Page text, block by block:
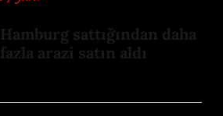
Hamburg sattığından daha
fazla arazi satın aldı